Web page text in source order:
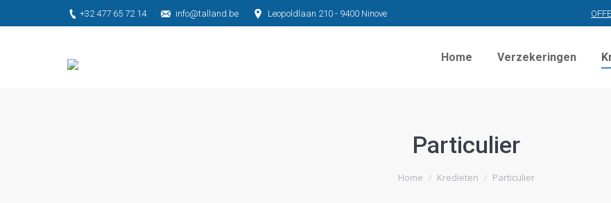
+32 477 65 72 14 info@talland.be Leopoldlaan 210 - 9400 Ninove
Home Verzekeringen
Particulier
Home Kredieten Particulier